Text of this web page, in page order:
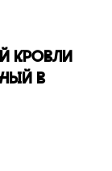
кровли
в